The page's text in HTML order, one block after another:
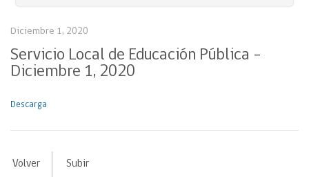
Diciembre 1, 2020
Servicio Local de Educación Pública –
Diciembre 1, 2020
Descarga
Volver Subir